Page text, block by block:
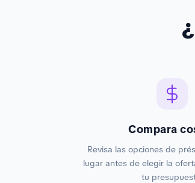
Compara
Revisa las opciones de
lugar antes de elegir la
tu